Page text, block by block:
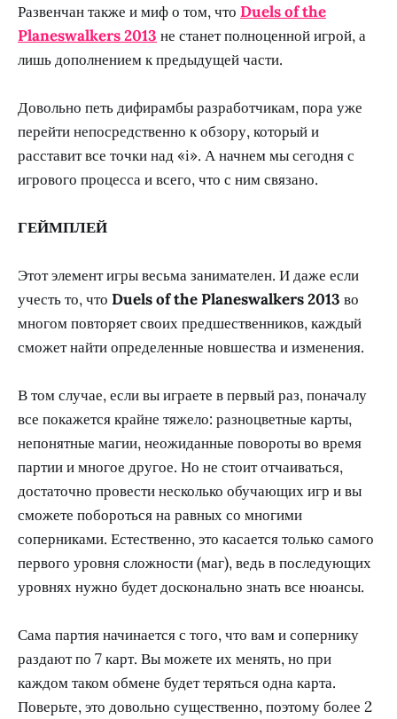
Развенчан также и миф о том, что Duels of the
Planeswalkers 2013 не станет полноценной игрой, а
лишь дополнением к предыдущей части.
Довольно петь дифирамбы разработчикам, пора уже
перейти непосредственно к обзору, который и
расставит все точки над «і». А начнем мы сегодня с
игрового процесса и всего, что с ним связано.
ГЕЙМПЛЕЙ
Этот элемент игры весьма занимателен. И даже если
учесть то, что Duels of the Planeswalkers 2013 во
многом повторяет своих предшественников, каждый
сможет найти определенные новшества и изменения.
В том случае, если вы играете в первый раз, поначалу
все покажется крайне тяжело: разноцветные карты,
непонятные магии, неожиданные повороты во время
партии и многое другое. Но не стоит отчаиваться,
достаточно провести несколько обучающих игр и вы
сможете побороться на равных со многими
соперниками. Естественно, это касается только самого
первого уровня сложности (маг), ведь в последующих
уровнях нужно будет досконально знать все нюансы.
Сама партия начинается с того, что вам и сопернику
раздают по 7 карт. Вы можете их менять, но при
каждом таком обмене будет теряться одна карта.
Поверьте, это довольно существенно, поэтому более 2